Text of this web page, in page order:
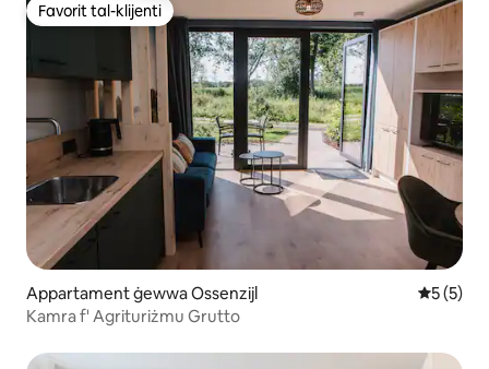
Favorit tal-klijenti
Favorit tal-klijenti
Appartament ġewwa Ossenzijl Rating
5 (5)
Kamra f' Agrituriżmu Grutto